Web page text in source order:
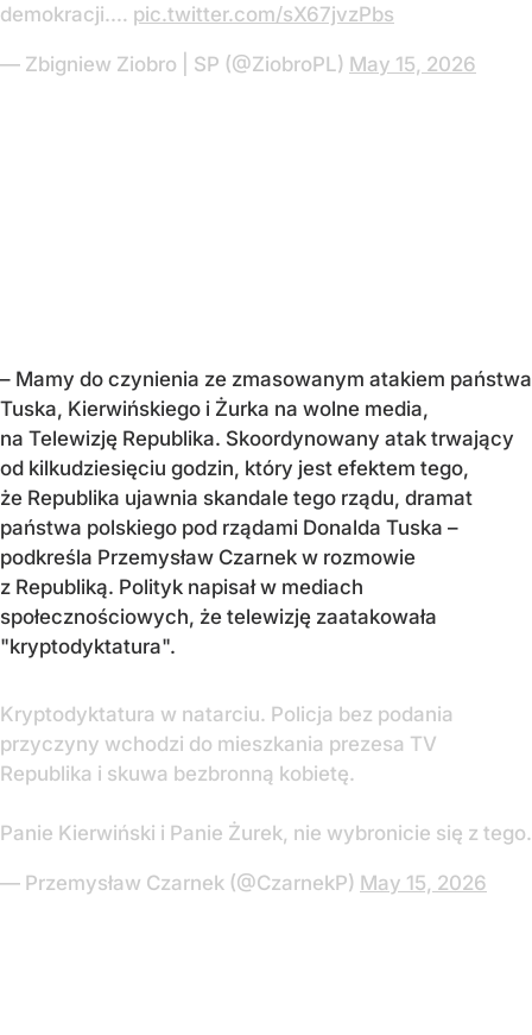
demokracji.… pic.twitter.com/sX67jvzPbs
— Zbigniew Ziobro | SP (@ZiobroPL) May 15, 2026
– Mamy do czynienia ze zmasowanym atakiem państwa
Tuska, Kierwińskiego i Żurka na wolne media,
na Telewizję Republika. Skoordynowany atak trwający
od kilkudziesięciu godzin, który jest efektem tego,
że Republika ujawnia skandale tego rządu, dramat
państwa polskiego pod rządami Donalda Tuska –
podkreśla Przemysław Czarnek w rozmowie
z Republiką. Polityk napisał w mediach
społecznościowych, że telewizję zaatakowała
"kryptodyktatura".
Kryptodyktatura w natarciu. Policja bez podania
przyczyny wchodzi do mieszkania prezesa TV
Republika i skuwa bezbronną kobietę.
Panie Kierwiński i Panie Żurek, nie wybronicie się z tego.
— Przemysław Czarnek (@CzarnekP) May 15, 2026